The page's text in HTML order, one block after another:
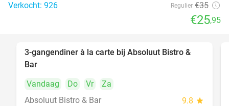
Verkocht: 926 Regulier €35
€25,95
37%
3-gangendiner à la carte bij Absoluut Bistro &
Bar
Vandaag
Do Vr
Za
Absoluut Bistro & Bar
9.8 star